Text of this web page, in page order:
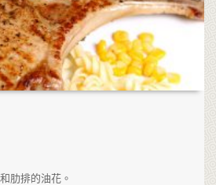
肋排的油花。